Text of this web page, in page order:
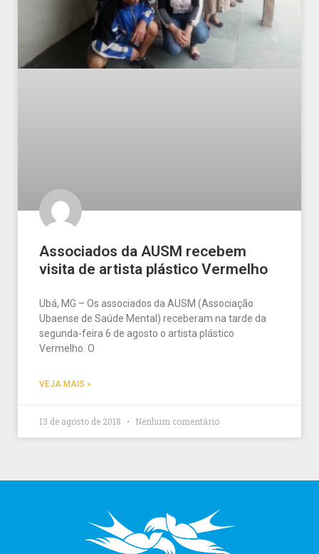
Associados da AUSM recebem
visita de artista plástico Vermelho
Ubá, MG – Os associados da AUSM (Associação
Ubaense de Saúde Mental) receberam na tarde da
segunda-feira 6 de agosto o artista plástico
Vermelho. O
VEJA MAIS »
13 de agosto de 2018 Nenhum comentário